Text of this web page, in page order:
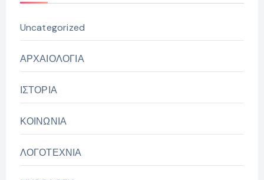
Uncategorized
ΑΡΧΑΙΟΛΟΓΙΑ
ΙΣΤΟΡΙΑ
ΚΟΙΝΩΝΙΑ
ΛΟΓΟΤΕΧΝΙΑ